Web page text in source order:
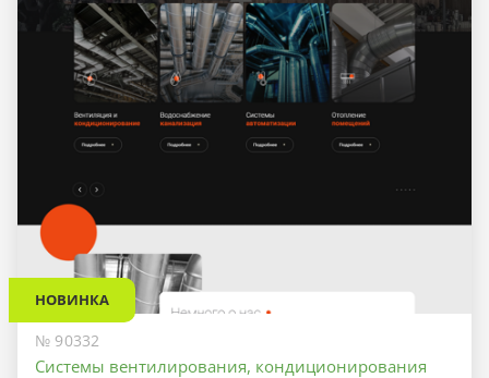
НОВИНКА
№ 90332
Системы вентилирования, кондиционирования